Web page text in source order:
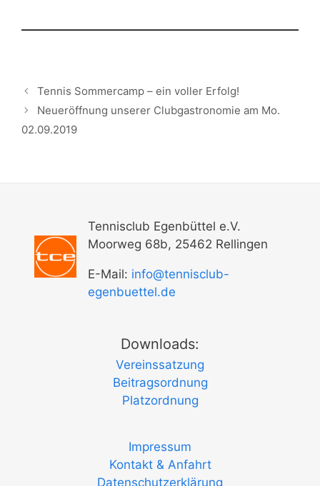
Tennis Sommercamp – ein voller Erfolg!
Neueröffnung unserer Clubgastronomie am Mo.
02.09.2019
Tennisclub Egenbüttel e.V.
Moorweg 68b, 25462 Rellingen
E-Mail: info@tennisclub-
egenbuettel.de
Downloads:
Vereinssatzung
Beitragsordnung
Platzordnung
Impressum
Kontakt & Anfahrt
Datenschutzerklärung